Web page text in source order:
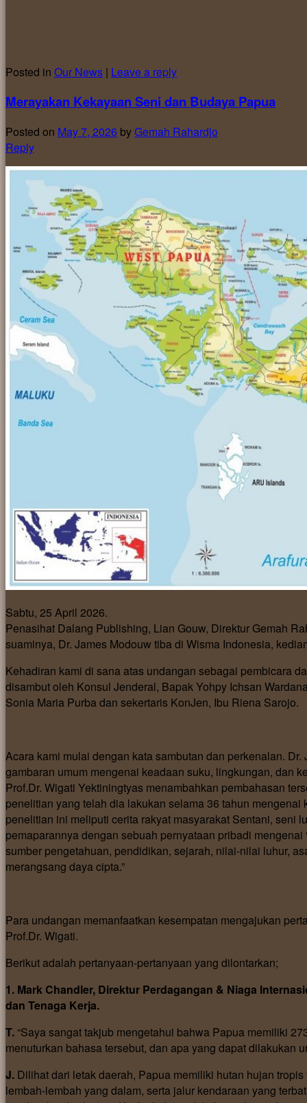
Posted in Our News | Leave a reply
Merayakan Kekayaan Seni dan Budaya Papua
Posted on May 7, 2026 byGemah Rahardjo
Reply
Sabtu, 25 April 2026.
Penasihat Dalang Publishing, Lian Gouw, Direktur Gemah
suaminya, Dr. James Modouw tiba di Wisma Indonesia,
Kehadiran kami di sana atas undangan sebagai pembicara
disambut oleh Konsul Jenderal, Bapak Yohpy Ichsan
Sonia Maria Purba dan sekertaris KonJen, Ibu Riena Sarojo.
Acara kami mulai dengan kata sambutan dan perkenalan.
gambaran umum mengenai keadaan suku, lingkungan, dan
Prof.Dr. Wigati Yektiningtyas menambahkan pembahasan
penelitian yang telah dia lakukan selama 36 tahun
penelitian ini meliputi cerita rakyat masyarakat Sentani, seni
pemaparannya dengan sebuah pernyataan pribadi
sumber pengetahuan, pendidikan, sejarah, nilai-nilai luhur,
merangsang daya cipta.”
Para undangan memanfaatkan kesempatan mengajukan
Prof.Dr. Wigati.
Berikut adalah pertanyaan-pertanyaan yang dilontarkan;
1. Mark Chandler, Direktur Perdagangan & Niaga
dan Tenaga Kerja.
T. “Saya sangat takjub mengetahui bahwa Papua memiliki
menuturkan bahasa tersebut, dan apa yang dapat dilakukan
J. Dilihat dari letak daerah, Papua memiliki hutan hujan
lembah-lembah yang dalam, serta jalur kendaraan yang